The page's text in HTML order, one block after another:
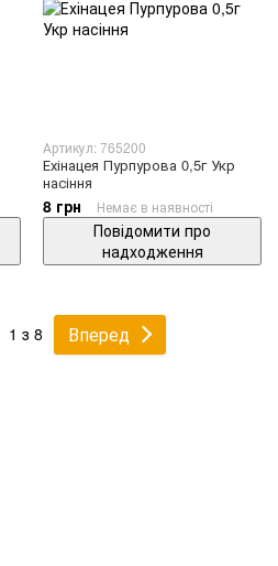
Артикул: 765200
Ехінацея Пурпурова 0,5г Укр
насіння
8 грн Немає в наявності
Повідомити про
надходження
1 з 8 Вперед